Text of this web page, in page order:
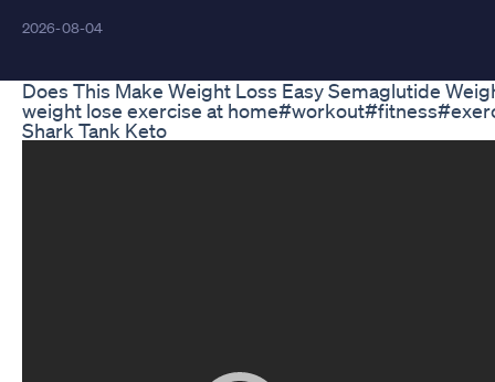
2026-08-04
Does This Make Weight Loss Easy Semaglutide
weight lose exercise at
Shark Tank Keto